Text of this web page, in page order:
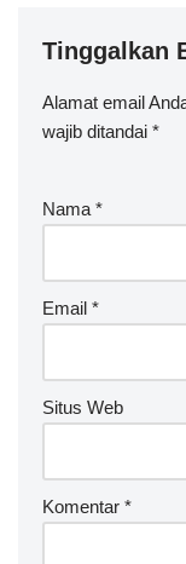
Tinggalkan
Alamat email
wajib ditandai *
Nama *
Email *
Situs Web
Komentar *